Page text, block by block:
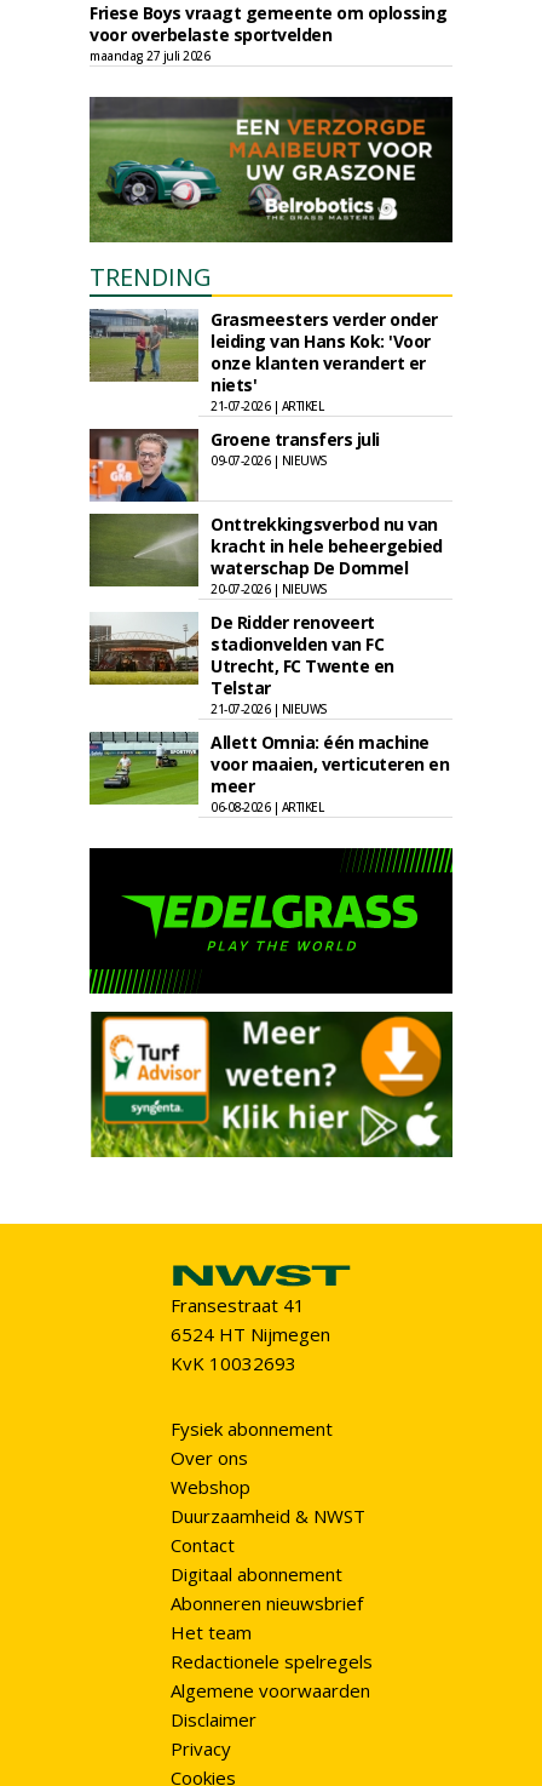
Friese Boys vraagt gemeente om oplossing
voor overbelaste sportvelden
maandag 27 juli 2026
TRENDING
Grasmeesters verder onder
leiding van Hans Kok: 'Voor
onze klanten verandert er
niets'
21-07-2026 | ARTIKEL
Groene transfers juli
09-07-2026 | NIEUWS
Onttrekkingsverbod nu van
kracht in hele beheergebied
waterschap De Dommel
20-07-2026 | NIEUWS
De Ridder renoveert
stadionvelden van FC
Utrecht, FC Twente en
Telstar
21-07-2026 | NIEUWS
Allett Omnia: één machine
voor maaien, verticuteren en
meer
06-08-2026 | ARTIKEL
Fransestraat 41
6524 HT Nijmegen
KvK 10032693
Fysiek abonnement
Over ons
Webshop
Duurzaamheid & NWST
Contact
Digitaal abonnement
Abonneren nieuwsbrief
Het team
Redactionele spelregels
Algemene voorwaarden
Disclaimer
Privacy
Cookies